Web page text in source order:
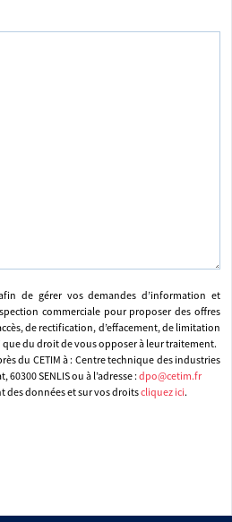
de gérer vos demandes d’information et
commerciale pour proposer des offres
de rectification, d’effacement, de limitation
du droit de vous opposer à leur traitement.
du CETIM à : Centre technique des industries
SENLIS ou à l’adresse : dpo@cetim.fr
des données et sur vos droitscliquez ici.